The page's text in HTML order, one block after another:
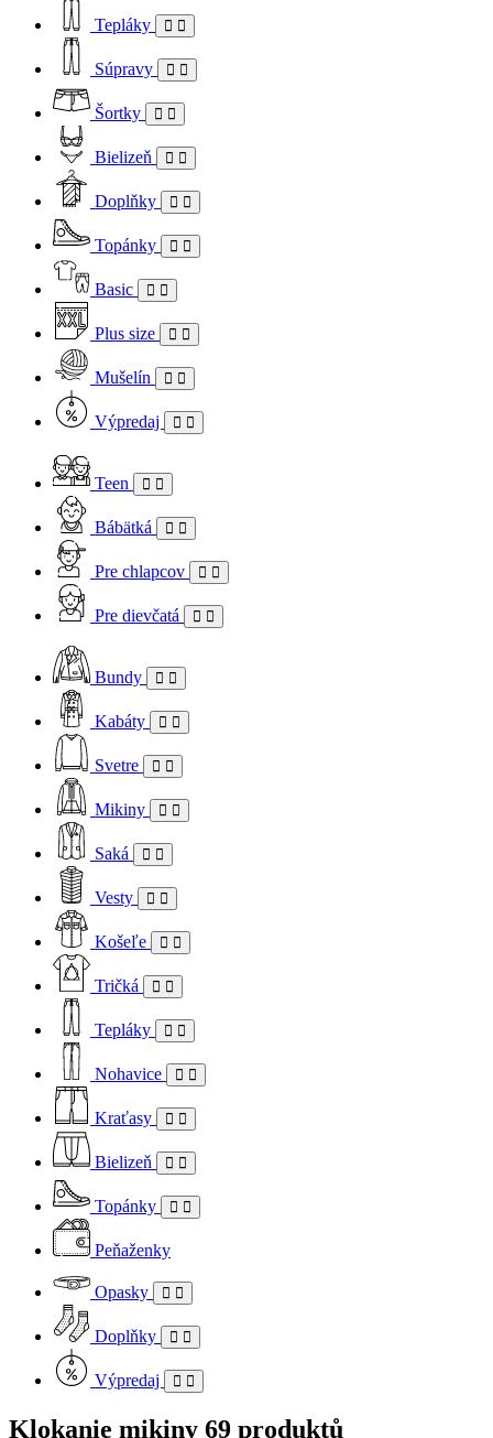
Tepláky
Súpravy
Šortky
Bielizeň
Doplňky
Topánky
Basic
Plus size
Mušelín
Výpredaj
Teen
Bábätká
Pre chlapcov
Pre dievčatá
Bundy
Kabáty
Svetre
Mikiny
Saká
Vesty
Košeľe
Tričká
Tepláky
Nohavice
Kraťasy
Bielizeň
Topánky
Peňaženky
Opasky
Doplňky
Výpredaj
Klokanie mikiny 69 produktů